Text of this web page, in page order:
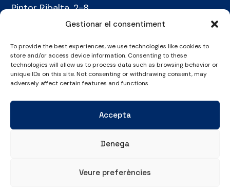
Gestionar el consentiment
To provide the best experiences, we use technologies like cookies to
store and/or access device information. Consenting to these
technologies will allow us to process data such as browsing behavior or
unique IDs on this site. Not consenting or withdrawing consent, may
adversely affect certain features and functions.
Accepta
Denega
Veure preferències
Pintor Ribalta, 2-8
08028 Barcelona
CONTACTE
+34 934 486 350
cel@laieta.cat